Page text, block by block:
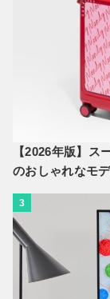
【2026年版】ス
のおしゃれなモ
3